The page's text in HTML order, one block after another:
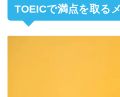
TOEICで満点を取る